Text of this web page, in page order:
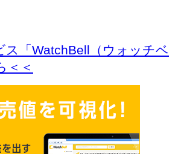
ス「WatchBell（ウォッチベ
＜＜